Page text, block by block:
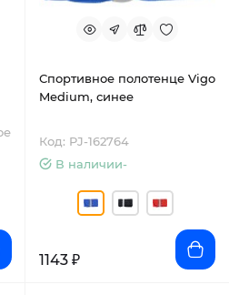
Спортивное полотенце Vigo
Medium, синее
Код: PJ-162764
В наличии-
1143 ₽